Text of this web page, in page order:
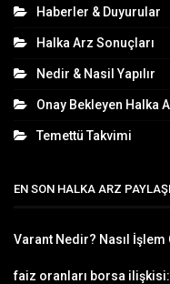
Haberler & Duyurular
Halka Arz Sonuçları
Nedir & Nasil Yapılır
Onay Bekleyen Halka
Temettü Takvimi
EN SON HALKA ARZ
Varant Nedir? Nasıl
faiz oranları borsa